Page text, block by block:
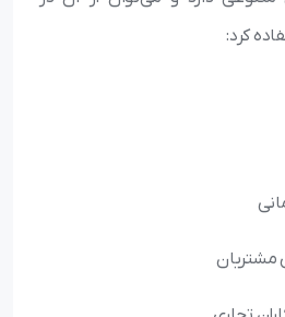
کرد:
مشتریان